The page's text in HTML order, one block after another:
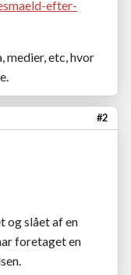
efter-
medier, etc, hvor
#2
og slået af en
foretaget en